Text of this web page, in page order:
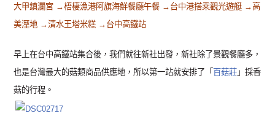
大甲鎮瀾宮 →梧棲漁港阿旗海鮮餐廳午餐 →台中港搭乘觀光遊艇 →高
美溼地 →清水王塔米糕 →台中高鐵站
早上在台中高鐵站集合後，我們就往新社出發，新社除了景觀餐廳多，
也是台灣最大的菇類商品供應地，所以第一站就安排了「 百菇莊 」採香
菇的行程。